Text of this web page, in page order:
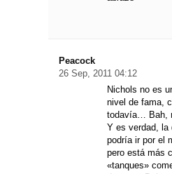
Peacock
26 Sep, 2011 04:12
Nichols no es
nivel de fama,
todavía… Bah,
Y es verdad, la
podría ir por el
pero está más
«tanques»